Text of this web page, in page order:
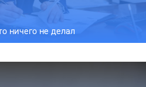
ничего не делал